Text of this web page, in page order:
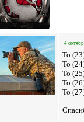
4
To
To
To
To
To